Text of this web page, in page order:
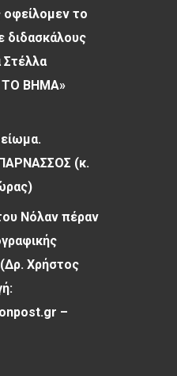
οφείλομεν το
διδασκάλους
Στέλλα
ΤΟ ΒΗΜΑ»
(κ.
Νόλαν πέραν
Χρήστος
–